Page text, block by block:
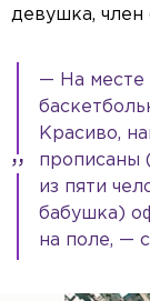
девушка, член
— На месте
Красиво,
прописаны
из пяти
бабушка)
на поле, —